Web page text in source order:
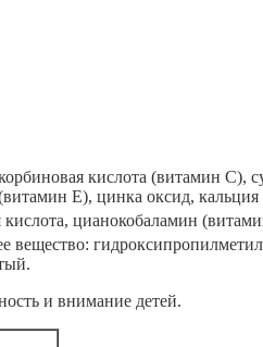
кислота (витамин С),
Е), цинка оксид,
цианокобаламин
вещество:
и внимание детей.